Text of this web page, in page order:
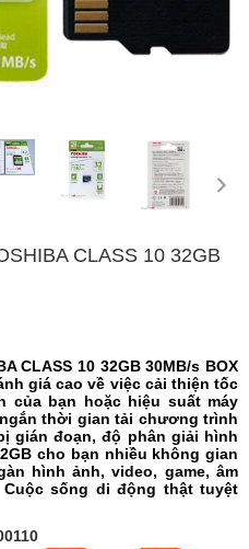
CLASS 10 32GB
CLASS 10 32GB 30MB/s BOX
giá cao về việc cải thiện tốc
của bạn hoặc hiệu suất máy
thời gian tải chương trình
gián đoạn, độ phân giải hình
cho bạn nhiều không gian
hình ảnh, video, game, âm
sống di động thật tuyệt